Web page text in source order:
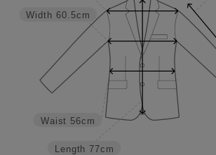
Length 77cm
Waist 56cm
Width 60.5cm